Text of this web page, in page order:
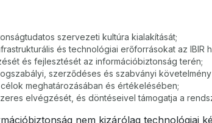
szervezeti kultúra kialakítását;
és technológiai erőforrásokat az IBIR
és fejlesztését az információbiztonság terén;
szerződéses és szabványi követelmény
meghatározásában és értékelésében;
elvégzését, és döntéseivel támogatja a
nem kizárólag technológiai